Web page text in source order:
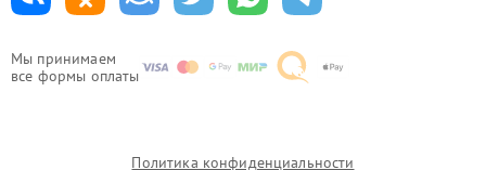
Мы принимаем
все формы оплаты
Политика конфиденциальности